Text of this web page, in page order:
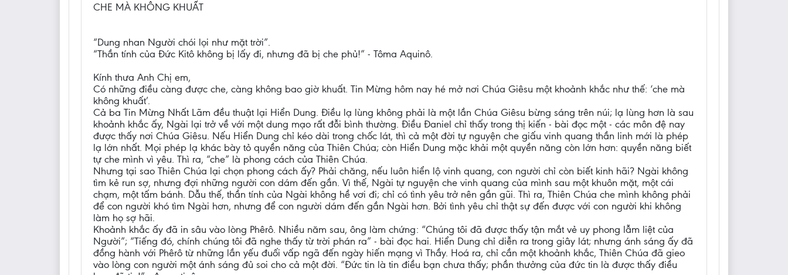
CHE MÀ KHÔNG KHUẤT
“Dung nhan Người chói lọi như mặt trời”.
“Thần tính của Đức Kitô không bị lấy đi, nhưng đã bị che phủ!” - Tôma Aquinô.
Kính thưa Anh Chị em,
Có những điều càng được che, càng không bao giờ khuất. Tin Mừng hôm nay hé mở nơi Chúa Giêsu một khoảnh khắc như thế: ‘che mà
không khuất’.
Cả ba Tin Mừng Nhất Lãm đều thuật lại Hiển Dung. Điều lạ lùng không phải là một lần Chúa Giêsu bừng sáng trên núi; lạ lùng hơn là sau
khoảnh khắc ấy, Ngài lại trở về với một dung mạo rất đỗi bình thường. Điều Đaniel chỉ thấy trong thị kiến - bài đọc một - các môn đệ nay
được thấy nơi Chúa Giêsu. Nếu Hiển Dung chỉ kéo dài trong chốc lát, thì cả một đời tự nguyện che giấu vinh quang thần linh mới là phép
lạ lớn nhất. Mọi phép lạ khác bày tỏ quyền năng của Thiên Chúa; còn Hiển Dung mặc khải một quyền năng còn lớn hơn: quyền năng biết
tự che mình vì yêu. Thì ra, “che” là phong cách của Thiên Chúa.
Nhưng tại sao Thiên Chúa lại chọn phong cách ấy? Phải chăng, nếu luôn hiển lộ vinh quang, con người chỉ còn biết kinh hãi? Ngài không
tìm kẻ run sợ, nhưng đợi những người con dám đến gần. Vì thế, Ngài tự nguyện che vinh quang của mình sau một khuôn mặt, một cái
chạm, một tấm bánh. Dẫu thế, thần tính của Ngài không hề vơi đi; chỉ có tình yêu trở nên gần gũi. Thì ra, Thiên Chúa che mình không phải
để con người khó tìm Ngài hơn, nhưng để con người dám đến gần Ngài hơn. Bởi tình yêu chỉ thật sự đến được với con người khi không
làm họ sợ hãi.
Khoảnh khắc ấy đã in sâu vào lòng Phêrô. Nhiều năm sau, ông làm chứng: “Chúng tôi đã được thấy tận mắt vẻ uy phong lẫm liệt của
Người”; “Tiếng đó, chính chúng tôi đã nghe thấy từ trời phán ra” - bài đọc hai. Hiển Dung chỉ diễn ra trong giây lát; nhưng ánh sáng ấy đã
đồng hành với Phêrô từ những lần yếu đuối vấp ngã đến ngày hiến mạng vì Thầy. Hoá ra, chỉ cần một khoảnh khắc, Thiên Chúa đã gieo
vào lòng con người một ánh sáng đủ soi cho cả một đời. “Đức tin là tin điều bạn chưa thấy; phần thưởng của đức tin là được thấy điều